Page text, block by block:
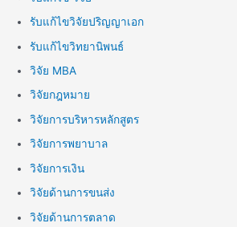
รับแก้ไขวิจัยปริญญาเอก
รับแก้ไขวิทยานิพนธ์
วิจัย MBA
วิจัยกฎหมาย
วิจัยการบริหารหลักสูตร
วิจัยการพยาบาล
วิจัยการเงิน
วิจัยด้านการขนส่ง
วิจัยด้านการตลาด